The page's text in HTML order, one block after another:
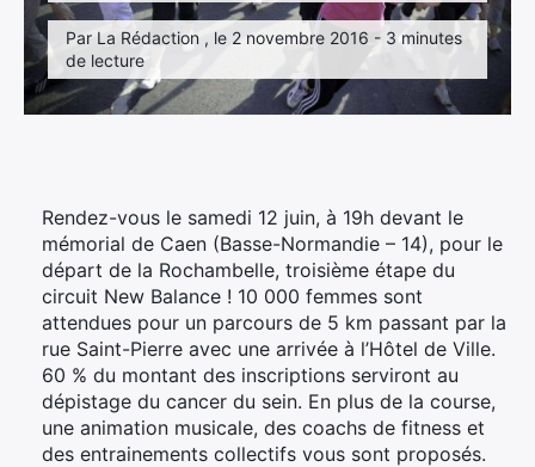
Par La Rédaction , le 2 novembre 2016 - 3 minutes
de lecture
Rendez-vous le samedi 12 juin, à 19h devant le
mémorial de Caen (Basse-Normandie – 14), pour le
départ de la Rochambelle, troisième étape du
circuit New Balance ! 10 000 femmes sont
attendues pour un parcours de 5 km passant par la
rue Saint-Pierre avec une arrivée à l’Hôtel de Ville.
60 % du montant des inscriptions serviront au
dépistage du cancer du sein. En plus de la course,
une animation musicale, des coachs de fitness et
des entrainements collectifs vous sont proposés.